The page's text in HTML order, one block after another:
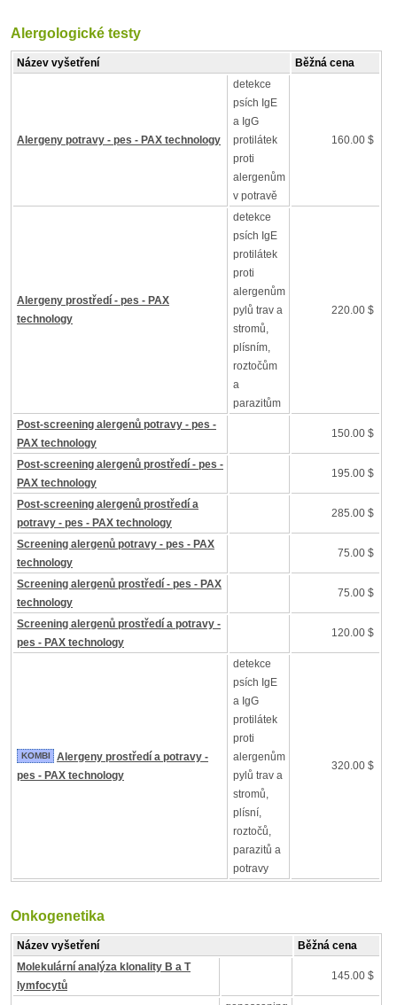
Alergologické testy
Název vyšetření Běžná cena
Alergeny potravy - pes - PAX technology
detekce
psích IgE
a IgG
protilátek
proti
alergenům
v potravě
160.00 $
Alergeny prostředí - pes - PAX
technology
detekce
psích IgE
protilátek
proti
alergenům
pylů trav a
stromů,
plísním,
roztočům
a
parazitům
220.00 $
Post-screening alergenů potravy - pes -
PAX technology
150.00 $
Post-screening alergenů prostředí - pes -
PAX technology
195.00 $
Post-screening alergenů prostředí a
potravy - pes - PAX technology
285.00 $
Screening alergenů potravy - pes - PAX
technology
75.00 $
Screening alergenů prostředí - pes - PAX
technology
75.00 $
Screening alergenů prostředí a potravy -
pes - PAX technology
120.00 $
KOMBI
Alergeny prostředí a potravy -
pes - PAX technology
detekce
psích IgE
a IgG
protilátek
proti
alergenům
pylů trav a
stromů,
plísní,
roztočů,
parazitů a
potravy
320.00 $
Onkogenetika
Název vyšetření
Běžná cena
Molekulární analýza klonality B a T
lymfocytů
145.00 $